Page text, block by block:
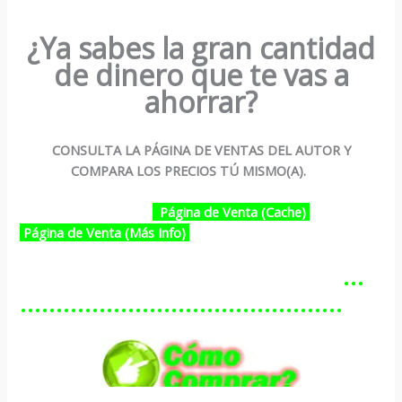
¿Ya sabes la gran cantidad
de dinero que te vas a
ahorrar?
CONSULTA LA PÁGINA DE VENTAS DEL AUTOR Y
COMPARA LOS PRECIOS TÚ MISMO(A).
Página de Venta (Cache)
Página de Venta (Más Info)
…………………………………………
………………………………………